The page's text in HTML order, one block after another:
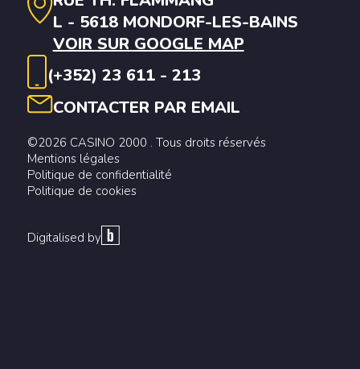
L - 5618 MONDORF-LES-BAINS
VOIR SUR GOOGLE MAP
(+352) 23 611 - 213
CONTACTER PAR EMAIL
©2026 CASINO 2000 . Tous droits réservés
Mentions légales
Politique de confidentialité
Politique de cookies
Digitalised by